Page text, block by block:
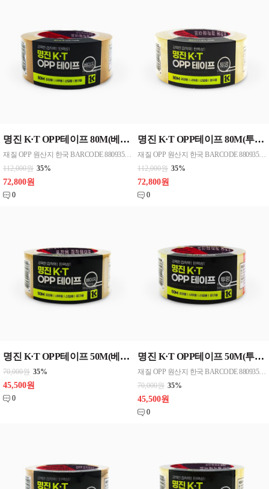
명진 K·T OPP테이프 80M(베이지) 48mmx80M 50개 한박스단위 판매
재질 OPP 원산지 한국 BARCODE 8809357185796
112,000원 35%
72,800원
0
명진 K·T OPP테이프 80M(투명) 48mmx80M 50개 한박스단위 판매
재질 OPP 원산지 한국 BARCODE 8809357185789
112,000원 35%
72,800원
0
명진 K·T OPP테이프 50M(베이지) 48mmx50M 50개 한박스단위 판매
70,000원 35%
45,500원
0
명진 K·T OPP테이프 50M(투명) 48mmx50M 50개 한박스단위 판매
재질 OPP 원산지 한국 BARCODE 8809357185765
70,000원 35%
45,500원
0